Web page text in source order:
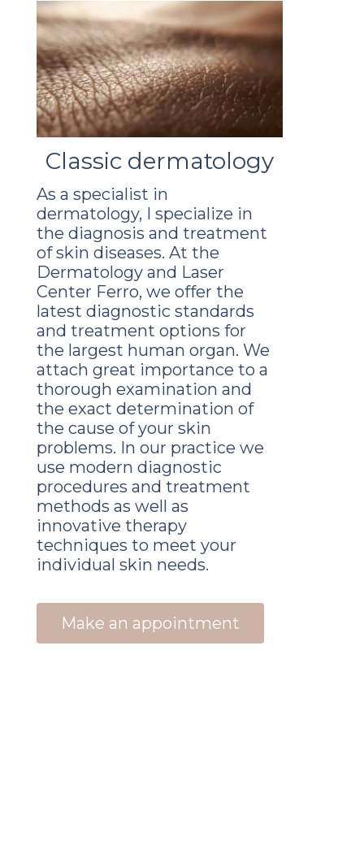
Classic dermatology
As a specialist in
dermatology, I specialize in
the diagnosis and treatment
of skin diseases. At the
Dermatology and Laser
Center Ferro, we offer the
latest diagnostic standards
and treatment options for
the largest human organ. We
attach great importance to a
thorough examination and
the exact determination of
the cause of your skin
problems. In our practice we
use modern diagnostic
procedures and treatment
methods as well as
innovative therapy
techniques to meet your
individual skin needs.
Make an appointment